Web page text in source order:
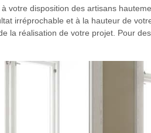
votre disposition des artisans
irréprochable et à la hauteur de
réalisation de votre projet. Pour